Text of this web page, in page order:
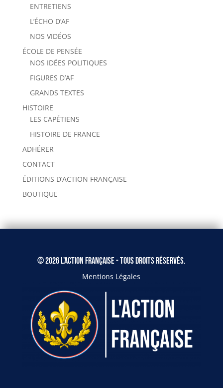
ENTRETIENS
L’ÉCHO D’AF
NOS VIDÉOS
ÉCOLE DE PENSÉE
NOS IDÉES POLITIQUES
FIGURES D’AF
GRANDS TEXTES
HISTOIRE
LES CAPÉTIENS
HISTOIRE DE FRANCE
ADHÉRER
CONTACT
ÉDITIONS D’ACTION FRANÇAISE
BOUTIQUE
© 2026 L'Action Française - Tous droits réservés.
Mentions Légales